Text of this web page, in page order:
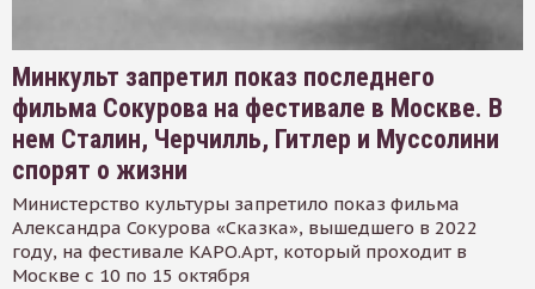
Минкульт запретил показ последнего
фильма Сокурова на фестивале в Москве. В
нем Сталин, Черчилль, Гитлер и Муссолини
спорят о жизни
Министерство культуры запретило показ фильма
Александра Сокурова «Сказка», вышедшего в 2022
году, на фестивале КАРО.Арт, который проходит в
Москве с 10 по 15 октября